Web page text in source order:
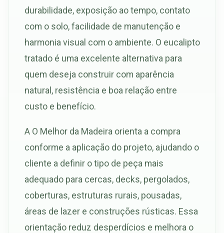
durabilidade, exposição ao tempo, contato
com o solo, facilidade de manutenção e
harmonia visual com o ambiente. O eucalipto
tratado é uma excelente alternativa para
quem deseja construir com aparência
natural, resistência e boa relação entre
custo e benefício.
A O Melhor da Madeira orienta a compra
conforme a aplicação do projeto, ajudando o
cliente a definir o tipo de peça mais
adequado para cercas, decks, pergolados,
coberturas, estruturas rurais, pousadas,
áreas de lazer e construções rústicas. Essa
orientação reduz desperdícios e melhora o